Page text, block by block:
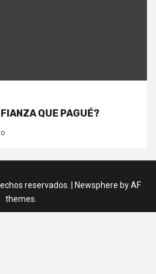
QUE PAGUÉ?
reservados. Newsphere by AF
themes.